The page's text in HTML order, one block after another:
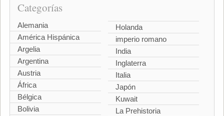
Categorías
Alemania
América Hispánica
Argelia
Argentina
Austria
África
Bélgica
Bolivia
Holanda
imperio romano
India
Inglaterra
Italia
Japón
Kuwait
La Prehistoria